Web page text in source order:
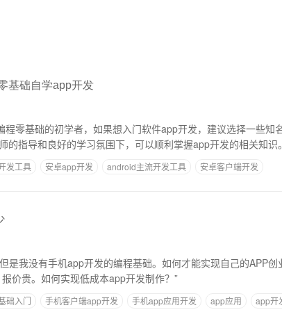
基础自学app开发
程零基础的初学者，如果想入门软件app开发，建议选择一些知
的指导和良好的学习氛围下，可以顺利掌握app开发的相关知识
发工具 安卓app开发 android主流开发工具
安卓客户端开发
是我没有手机app开发的编程基础。如何才能实现自己的APP创
价贵。如何实现低成本app开发制作？”
础入门 手机客户端app开发 手机app应用开发 app应用 app开